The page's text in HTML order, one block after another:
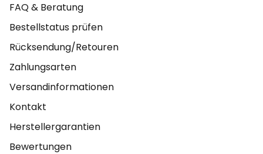
FAQ & Beratung
Bestellstatus prüfen
Rücksendung/Retouren
Zahlungsarten
Versandinformationen
Kontakt
Herstellergarantien
Bewertungen